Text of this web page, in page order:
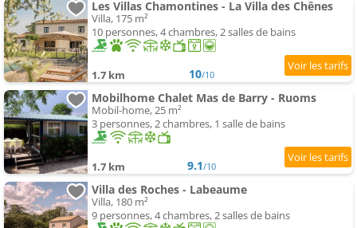
Les Villas Chamontines - La Villa des Chênes
Villa, 175 m²
10 personnes, 4 chambres, 2 salles de bains
1.7 km 10/10
Mobilhome Chalet Mas de Barry - Ruoms
Mobil-home, 25 m²
3 personnes, 2 chambres, 1 salle de bains
1.7 km 9.1/10
Villa des Roches - Labeaume
Villa, 180 m²
9 personnes, 4 chambres, 2 salles de bains